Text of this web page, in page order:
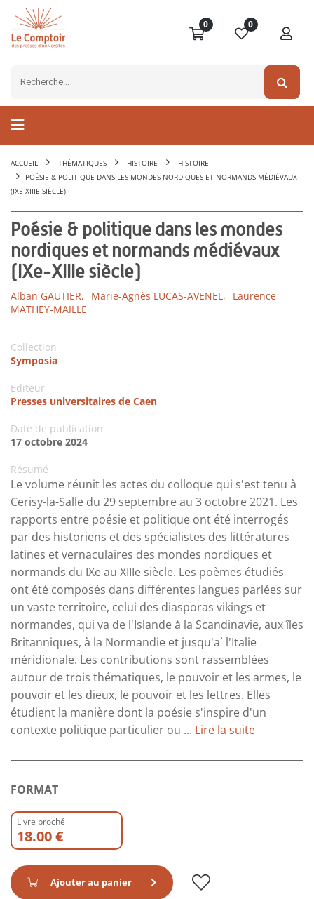
0 0
ACCUEIL THÉMATIQUES HISTOIRE
HISTOIRE
POÉSIE & POLITIQUE DANS LES MONDES NORDIQUES ET NORMANDS MÉDIÉVAUX
(IXE-XIIIE SIÈCLE)
Poésie & politique dans les mondes
nordiques et normands médiévaux
(IXe-XIIIe siècle)
Alban GAUTIER, Marie-Agnès LUCAS-AVENEL,
Laurence
MATHEY-MAILLE
Collection
Symposia
Editeur
Presses universitaires de Caen
Date de publication
17 octobre 2024
Résumé
Le volume réunit les actes du colloque qui s'est tenu à
Cerisy-la-Salle du 29 septembre au 3 octobre 2021. Les
rapports entre poésie et politique ont été interrogés
par des historiens et des spécialistes des littératures
latines et vernaculaires des mondes nordiques et
normands du IXe au XIIIe siècle. Les poèmes étudiés
ont été composés dans différentes langues parlées sur
un vaste territoire, celui des diasporas vikings et
normandes, qui va de l'Islande à la Scandinavie, aux îles
Britanniques, à la Normandie et jusqu'a` l'Italie
méridionale. Les contributions sont rassemblées
autour de trois thématiques, le pouvoir et les armes, le
pouvoir et les dieux, le pouvoir et les lettres. Elles
étudient la manière dont la poésie s'inspire d'un
contexte politique particulier ou ... Lire la suite
FORMAT
Livre broché
18.00 €
Ajouter au panier